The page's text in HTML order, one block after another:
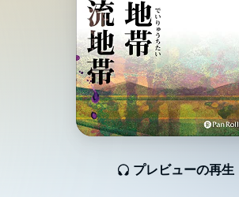
プレビューの再生